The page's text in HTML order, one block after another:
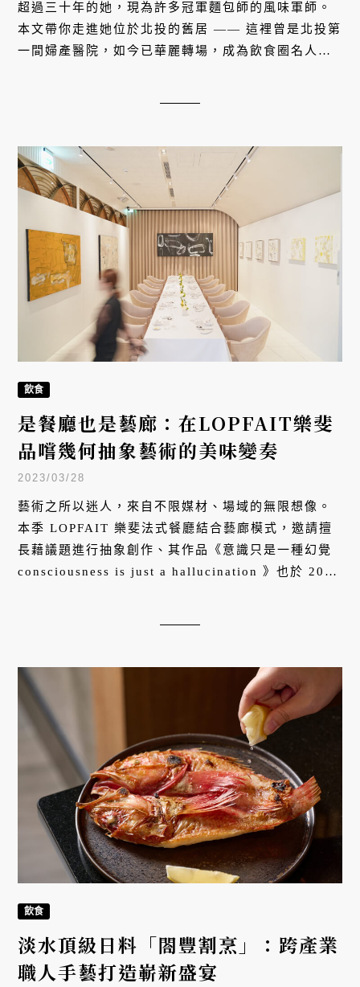
超過三十年的她，現為許多冠軍麵包師的風味軍師。
本文帶你走進她位於北投的舊居 —— 這裡曾是北投第
一間婦產醫院，如今已華麗轉場，成為飲食圈名人的
飲食
是餐廳也是藝廊：在LOPFAIT樂斐
品嚐幾何抽象藝術的美味變奏
2023/03/28
藝術之所以迷人，來自不限媒材、場域的無限想像。
本季 LOPFAIT 樂斐法式餐廳結合藝廊模式，邀請擅
長藉議題進行抽象創作、其作品《意識只是一種幻覺
consciousness is just a hallucination 》也於 2022
飲食
淡水頂級日料「閤豐割烹」：跨產業
職人手藝打造嶄新盛宴